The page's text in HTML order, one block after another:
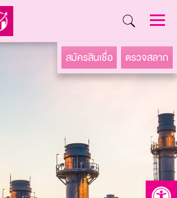
Open
สมัครสินเชื่อ ตรวจสลาก